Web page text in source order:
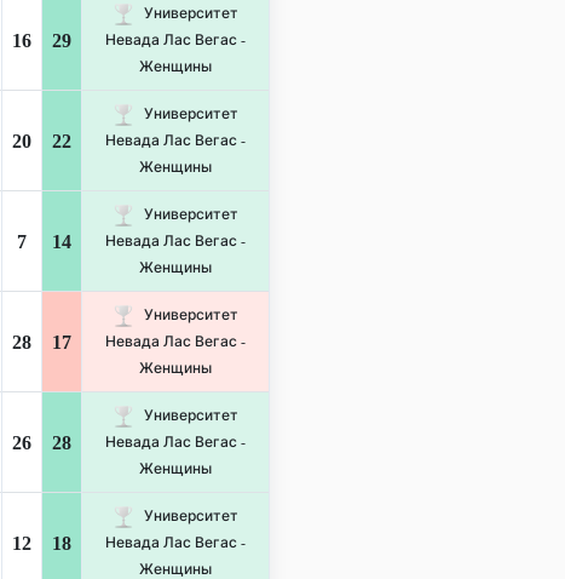
16 29
Университет
Невада Лас Вегас -
Женщины
20 22
Университет
Невада Лас Вегас -
Женщины
7 14
Университет
Невада Лас Вегас -
Женщины
28 17
Университет
Невада Лас Вегас -
Женщины
26 28
Университет
Невада Лас Вегас -
Женщины
12 18
Университет
Невада Лас Вегас -
Женщины